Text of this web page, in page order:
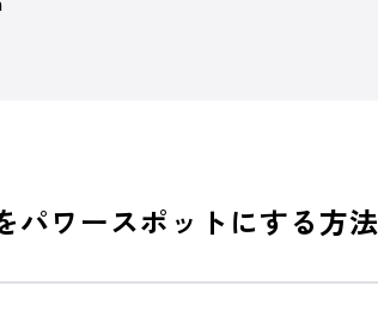
ワースポットにする方法